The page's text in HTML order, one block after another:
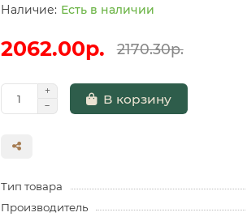
Есть в наличии
2062.00р. 2170.30р.
В корзину
Тип товара
Производитель